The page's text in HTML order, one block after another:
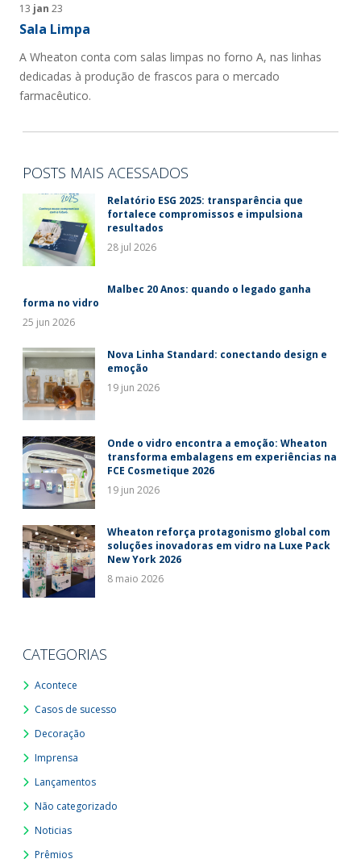
13 jan 23
Sala Limpa
A Wheaton conta com salas limpas no forno A, nas linhas
dedicadas à produção de frascos para o mercado
farmacêutico.
POSTS MAIS ACESSADOS
Relatório ESG 2025: transparência que
fortalece compromissos e impulsiona
resultados
28 jul 2026
Malbec 20 Anos: quando o legado ganha
forma no vidro
25 jun 2026
Nova Linha Standard: conectando design e
emoção
19 jun 2026
Onde o vidro encontra a emoção: Wheaton
transforma embalagens em experiências na
FCE Cosmetique 2026
19 jun 2026
Wheaton reforça protagonismo global com
soluções inovadoras em vidro na Luxe Pack
New York 2026
8 maio 2026
CATEGORIAS
Acontece
Casos de sucesso
Decoração
Imprensa
Lançamentos
Não categorizado
Noticias
Prêmios